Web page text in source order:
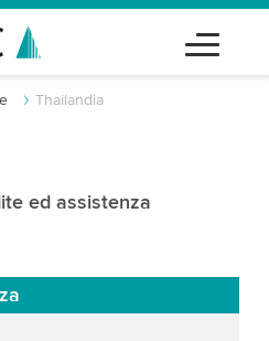
Thailandia
ed assistenza